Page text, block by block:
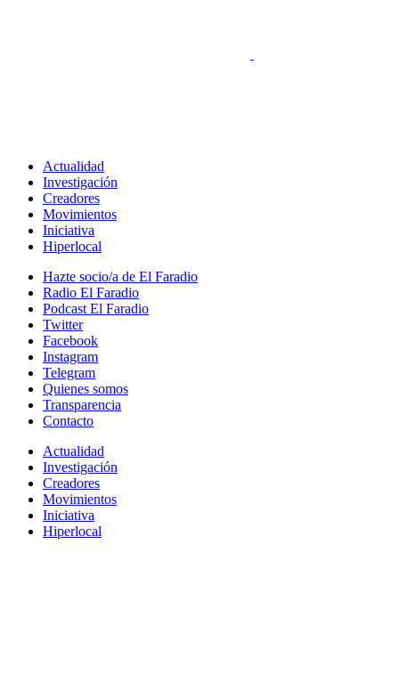
Actualidad
Investigación
Creadores
Movimientos
Iniciativa
Hiperlocal
Hazte socio/a de El Faradio
Radio El Faradio
Podcast El Faradio
Twitter
Facebook
Instagram
Telegram
Quienes somos
Transparencia
Contacto
Actualidad
Investigación
Creadores
Movimientos
Iniciativa
Hiperlocal